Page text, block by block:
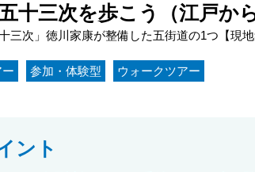
十三次を歩こう（江戸か
三次」徳川家康が整備した五街道の1つ【現
参加・体験型 ウォークツアー
ント